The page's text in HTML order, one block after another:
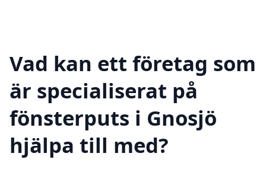
Vad kan ett företag som
är specialiserat på
fönsterputs i Gnosjö
hjälpa till med?